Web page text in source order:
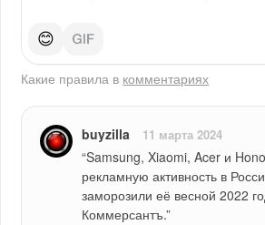
😊
Какие правила в комментариях
buyzilla 11 марта 2024
“Samsung, Xiaomi, Acer и
рекламную активность в
заморозили её весной 2022
Коммерсантъ.”